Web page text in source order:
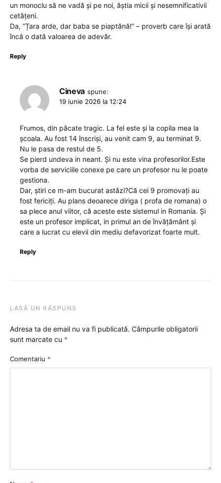
un monoclu să ne vadă și pe noi, ăștia micii și nesemnificativii
cetățeni.
Da, ”Țara arde, dar baba se piaptănă!” – proverb care își arată
încă o dată valoarea de adevăr.
Reply
Cineva spune:
19 iunie 2026 la 12:24
Frumos, din păcate tragic. La fel este și la copila mea la
școala. Au fost 14 înscriși, au venit cam 9, au terminat 9.
Nu le pasa de restul de 5.
Se pierd undeva in neant. Și nu este vina profesorilor.Este
vorba de serviciile conexe pe care un profesor nu le poate
gestiona.
Dar, știri ce m-am bucurat astăzi?Că cei 9 promovați au
fost fericiți. Au plans deoarece diriga ( profa de romana) o
sa plece anul viitor, că aceste este sistemul in Romania. Și
este un profesor implicat, in primul an de învățământ și
care a lucrat cu elevii din mediu defavorizat foarte mult.
Reply
LASĂ UN RĂSPUNS
Adresa ta de email nu va fi publicată. Câmpurile obligatorii
sunt marcate cu *
Comentariu *